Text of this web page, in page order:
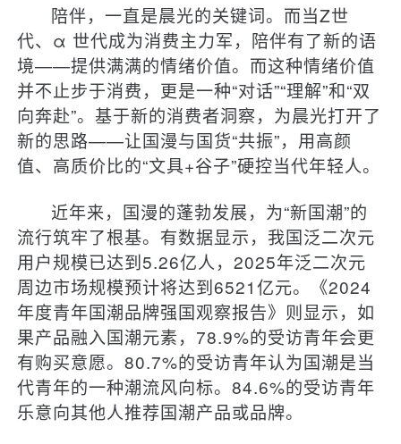
陪伴，一直是晨光的关键词。而当Z世
代、α 世代成为消费主力军，陪伴有了新的语
境——提供满满的情绪价值。而这种情绪价值
并不止步于消费，更是一种“对话”“理解”和“双
向奔赴”。基于新的消费者洞察，为晨光打开了
新的思路——让国漫与国货“共振”，用高颜
值、高质价比的“文具+谷子”硬控当代年轻人。
近年来，国漫的蓬勃发展，为“新国潮”的
流行筑牢了根基。有数据显示，我国泛二次元
用户规模已达到5.26亿人，2025年泛二次元
周边市场规模预计将达到6521亿元。《2024
年度青年国潮品牌强国观察报告》则显示，如
果产品融入国潮元素，78.9%的受访青年会更
有购买意愿。80.7%的受访青年认为国潮是当
代青年的一种潮流风向标。84.6%的受访青年
乐意向其他人推荐国潮产品或品牌。